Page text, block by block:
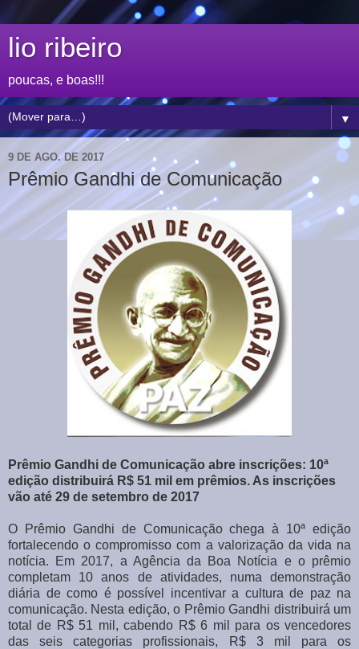
lio ribeiro
poucas, e boas!!!
▼
9 DE AGO. DE 2017
Prêmio Gandhi de Comunicação
Prêmio Gandhi de Comunicação abre inscrições: 10ª
edição distribuirá R$ 51 mil em prêmios. As inscrições
vão até 29 de setembro de 2017
O Prêmio Gandhi de Comunicação chega à 10ª edição
fortalecendo o compromisso com a valorização da vida na
notícia. Em 2017, a Agência da Boa Notícia e o prêmio
completam 10 anos de atividades, numa demonstração
diária de como é possível incentivar a cultura de paz na
comunicação. Nesta edição, o Prêmio Gandhi distribuirá um
total de R$ 51 mil, cabendo R$ 6 mil para os vencedores
das seis categorias profissionais, R$ 3 mil para os